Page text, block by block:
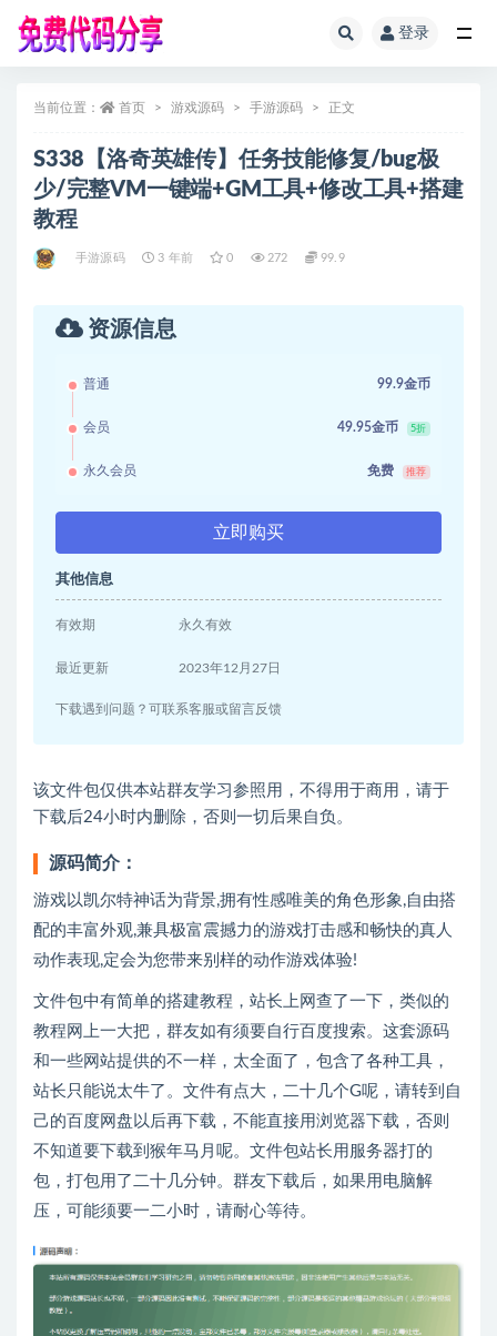
登录
当前位置： 首页 游戏源码 手游源码 正文
S338【洛奇英雄传】任务技能修复/bug极
少/完整VM一键端+GM工具+修改工具+搭建
教程
手游源码 3 年前 0 272 99.9
资源信息
普通 99.9金币
会员 49.95金币 5折
永久会员 免费 推荐
立即购买
其他信息
有效期 永久有效
最近更新 2023年12月27日
下载遇到问题？可联系客服或留言反馈
该文件包仅供本站群友学习参照用，不得用于商用，请于
下载后24小时内删除，否则一切后果自负。
源码简介：
游戏以凯尔特神话为背景,拥有性感唯美的角色形象,自由搭
配的丰富外观,兼具极富震撼力的游戏打击感和畅快的真人
动作表现,定会为您带来别样的动作游戏体验!
文件包中有简单的搭建教程，站长上网查了一下，类似的
教程网上一大把，群友如有须要自行百度搜索。这套源码
和一些网站提供的不一样，太全面了，包含了各种工具，
站长只能说太牛了。文件有点大，二十几个G呢，请转到自
己的百度网盘以后再下载，不能直接用浏览器下载，否则
不知道要下载到猴年马月呢。文件包站长用服务器打的
包，打包用了二十几分钟。群友下载后，如果用电脑解
压，可能须要一二小时，请耐心等待。